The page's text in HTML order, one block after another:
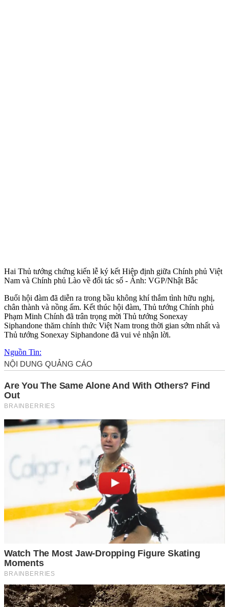
Hai Thủ tướng chứng kiến lễ ký kết Hiệp định giữa Chính phủ Việt
Nam và Chính phủ Lào về đối tác số - Ảnh: VGP/Nhật Bắc
Buổi hội đàm đã diễn ra trong bầu không khí thắm tình hữu nghị,
chân thành và nồng ấm. Kết thúc hội đàm, Thủ tướng Chính phủ
Phạm Minh Chính đã trân trọng mời Thủ tướng Sonexay
Siphandone thăm chính thức Việt Nam trong thời gian sớm nhất và
Thủ tướng Sonexay Siphandone đã vui vẻ nhận lời.
Nguồn Tin: